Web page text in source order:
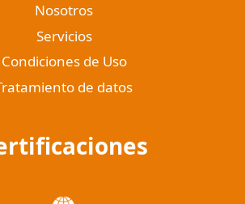
Nosotros
Servicios
Condiciones de Uso
de datos